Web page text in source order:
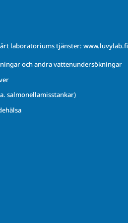
laboratoriums tjänster: www.luvylab.fi
och andra vattenundersökningar
salmonellamisstankar)